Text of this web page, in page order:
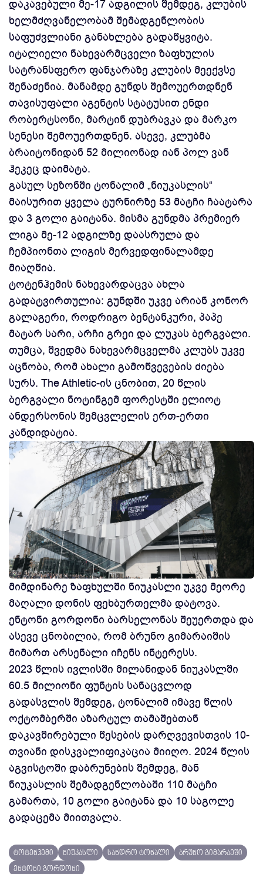
დაკავებული მე-17 ადგილის შემდეგ, კლუბის
ხელმძღვანელობამ შემადგენლობის
საფუძვლიანი განახლება გადაწყვიტა.
იტალიელი ნახევარმცველი ზაფხულის
სატრანსფერო ფანჯარაზე კლუბის მეექვსე
შენაძენია. მანამდე გუნდს შემოუერთდნენ
თავისუფალი აგენტის სტატუსით ენდი
რობერტსონი, მარტინ დუბრავკა და მარკო
სენესი შემოუერთდნენ. ასევე, კლუბმა
ბრაიტონიდან 52 მილიონად იან პოლ ვან
ჰეკეც დაიმატა.
გასულ სეზონში ტონალიმ „ნიუკასლის“
მაისურით ყველა ტურნირზე 53 მატჩი ჩაატარა
და 3 გოლი გაიტანა. მისმა გუნდმა პრემიერ
ლიგა მე-12 ადგილზე დაასრულა და
ჩემპიონთა ლიგის მერვედფინალამდე
მიაღწია.
ტოტენჰემის ნახევარდაცვა ახლა
გადატვირთულია: გუნდში უკვე არიან კონორ
გალაგერი, როდრიგო ბენტანკური, პაპე
მატარ სარი, არჩი გრეი და ლუკას ბერგვალი.
თუმცა, შვედმა ნახევარმცველმა კლუბს უკვე
აცნობა, რომ ახალი გამოწვევების ძიება
სურს. The Athletic-ის ცნობით, 20 წლის
ბერგვალი ნოტინგემ ფორესტში ელიოტ
ანდერსონის შემცვლელის ერთ-ერთი
კანდიდატია.
მიმდინარე ზაფხულში ნიუკასლი უკვე მეორე
მაღალი დონის ფეხბურთელმა დატოვა.
ენტონი გორდონი ბარსელონას შეუერთდა და
ასევე ცნობილია, რომ ბრუნო გიმარაიშის
მიმართ არსენალი იჩენს ინტერესს.
2023 წლის ივლისში მილანიდან ნიუკასლში
60.5 მილიონი ფუნტის სანაცვლოდ
გადასვლის შემდეგ, ტონალიმ იმავე წლის
ოქტომბერში აზარტულ თამაშებთან
დაკავშირებული წესების დარღვევისთვის 10-
თვიანი დისკვალიფიკაცია მიიღო. 2024 წლის
აგვისტოში დაბრუნების შემდეგ, მან
ნიუკასლის შემადგენლობაში 110 მატჩი
გამართა, 10 გოლი გაიტანა და 10 საგოლე
გადაცემა მიითვალა.
ტოტენჰემი ნიუკასლი სანდრო ტონალი
ბრუნო გიმარაეში
ენტონი გორდონი